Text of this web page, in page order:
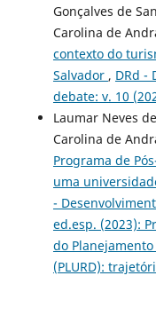
Gonçalves de
Carolina de
contexto do
Salvador , DRd -
debate: v. 10
Laumar Neves
Carolina de
Programa de
uma
-
ed.esp. (2023):
do
(PLURD):